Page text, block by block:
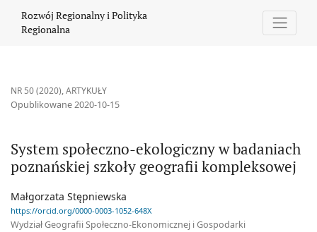
Rozwój Regionalny i Polityka
Regionalna
NR 50 (2020),ARTYKUŁY
System społeczno-ekologiczny w badaniach
poznańskiej szkoły geografii kompleksowej
Opublikowane 2020-10-15
Małgorzata Stępniewska
https://orcid.org/0000-0003-1052-648X
Wydział Geografii Społeczno-Ekonomicznej i Gospodarki